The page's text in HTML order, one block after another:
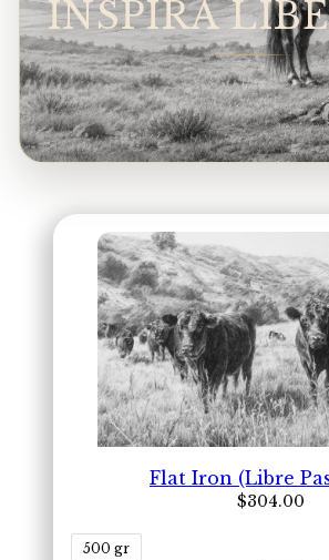
INSPIRA
Flat Iron (Libre
$304.00
500 gr